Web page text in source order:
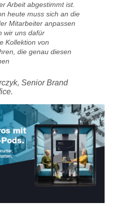
Arbeit abgestimmt ist.
heute muss sich an die
Mitarbeiter anpassen
wir uns dafür
Kollektion von
die genau diesen
Senior Brand